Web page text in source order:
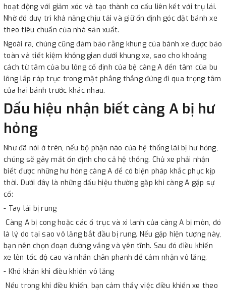
hoạt động với giảm xóc và tạo thành cơ cấu liên kết với trụ lái.
Nhờ đó duy trì khả năng chịu tải và giữ ổn định góc đặt bánh xe
theo tiêu chuẩn của nhà sản xuất.
Ngoài ra, chúng cũng đảm bảo rằng khung của bánh xe được bảo
toàn và tiết kiệm không gian dưới khung xe, sao cho khoảng
cách từ tâm của bu lông cố định của bệ càng A đến tâm của bu
lông lắp ráp trục trong mặt phẳng thẳng đứng đi qua trọng tâm
của hai bánh trước khác nhau.
Dấu hiệu nhận biết càng A bị hư
hỏng
Như đã nói ở trên, nếu bộ phận nào của hệ thống lái bị hư hỏng,
chúng sẽ gây mất ổn định cho cả hệ thống. Chủ xe phải nhận
biết được những hư hỏng càng A để có biện pháp khắc phục kịp
thời. Dưới đây là những dấu hiệu thường gặp khi càng A gặp sự
cố:
- Tay lái bị rung
Càng A bị cong hoặc các ổ trục và xi lanh của càng A bị mòn, đó
là lý do tại sao vô lăng bắt đầu bị rung. Nếu gặp hiện tượng này,
bạn nên chọn đoạn đường vắng và yên tĩnh. Sau đó điều khiển
xe lên tốc độ cao và nhấn chân phanh để cảm nhận vô lăng.
- Khó khăn khi điều khiển vô lăng
Nếu trong khi điều khiển, bạn cảm thấy việc điều khiển xe theo